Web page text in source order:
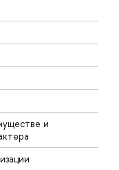
и